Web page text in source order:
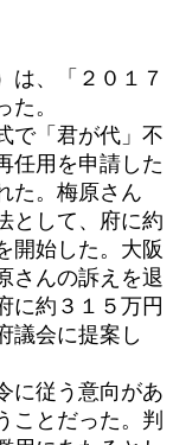
は、「２０１７
。
で「君が代」不
任用を申請した
た。梅原さん
として、府に約
開始した。大阪
さんの訴えを退
に約３１５万円
議会に提案し
に従う意向があ
ことだった。判